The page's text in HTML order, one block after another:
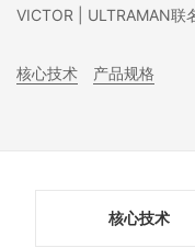
VICTOR | ULTRAMAN联
核心技术 产品规格
核心技术